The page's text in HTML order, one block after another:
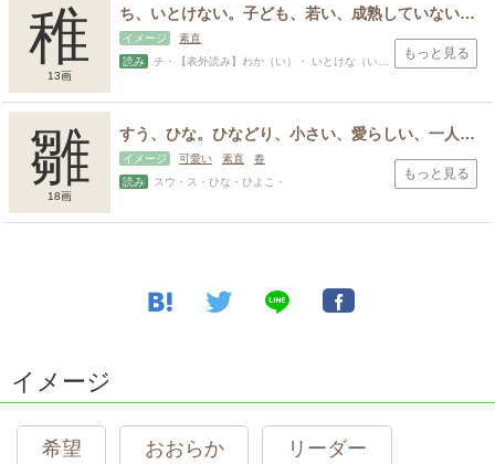
稚
13画
ち、いとけない。子ども、若い、成熟していないさま。
イメージ
素直
読み
チ・【表外読み】わか（い）・ いとけな（い）・のり・わか・わく
もっと見る
雛
18画
すう、ひな。ひなどり、小さい、愛らしい、一人前でないもの、幼稚なもの、未熟なもの。
イメージ 可愛い 素直
春
読み
スウ・ス・ひな・ひよこ・
もっと見る
イメージ
希望 おおらか リーダー